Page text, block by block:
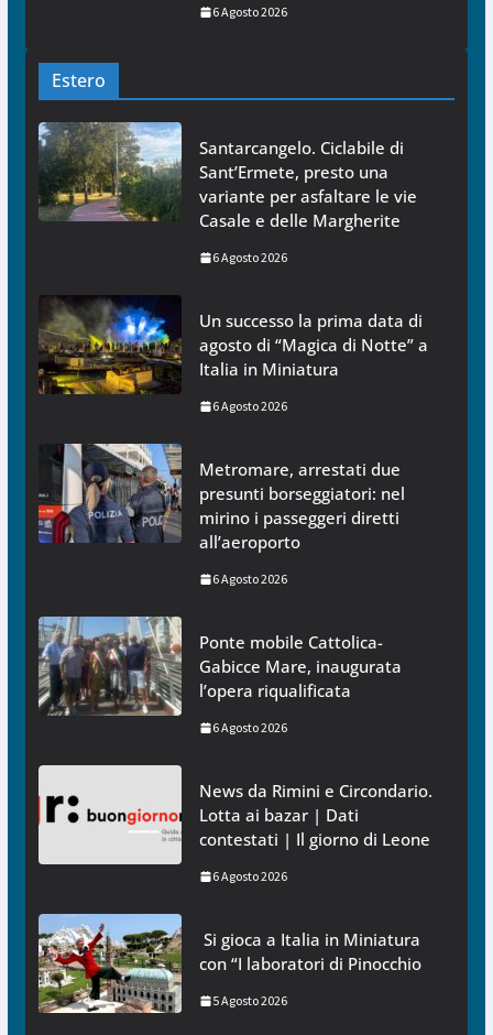
6 Agosto 2026
Estero
Santarcangelo. Ciclabile di
Sant’Ermete, presto una
variante per asfaltare le vie
Casale e delle Margherite
6 Agosto 2026
Un successo la prima data di
agosto di “Magica di Notte” a
Italia in Miniatura
6 Agosto 2026
Metromare, arrestati due
presunti borseggiatori: nel
mirino i passeggeri diretti
all’aeroporto
6 Agosto 2026
Ponte mobile Cattolica-
Gabicce Mare, inaugurata
l’opera riqualificata
6 Agosto 2026
News da Rimini e Circondario.
Lotta ai bazar | Dati
contestati | Il giorno di Leone
6 Agosto 2026
Si gioca a Italia in Miniatura
con “I laboratori di Pinocchio
5 Agosto 2026